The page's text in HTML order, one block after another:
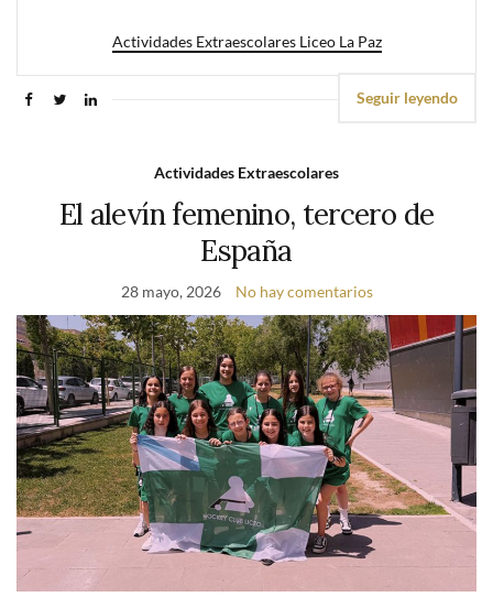
Actividades Extraescolares Liceo La Paz
Seguir leyendo
Actividades Extraescolares
El alevín femenino, tercero de
España
28 mayo, 2026 No hay comentarios